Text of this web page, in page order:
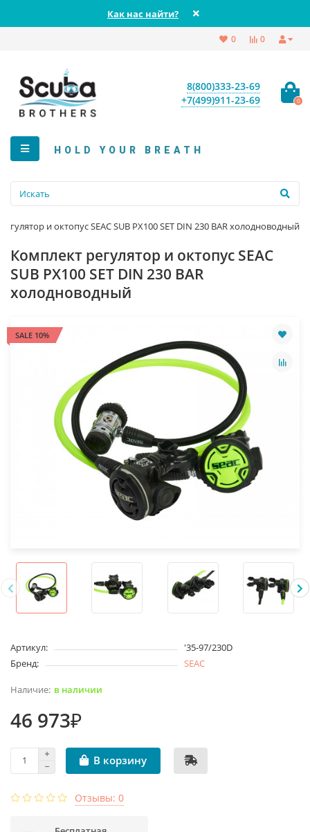
Как нас найти?
0
0
8(800)333-23-69
+7(499)911-23-69
0
HOLD YOUR BREATH
и октопус SEAC SUB PX100 SET DIN 230 BAR холодноводный
Комплект регулятор и октопус SEAC
SUB PX100 SET DIN 230 BAR
холодноводный
SALE 10%
Артикул:
'35-97/230D
Бренд:
SEAC
в наличии
46 973₽
В корзину
Отзывы: 0